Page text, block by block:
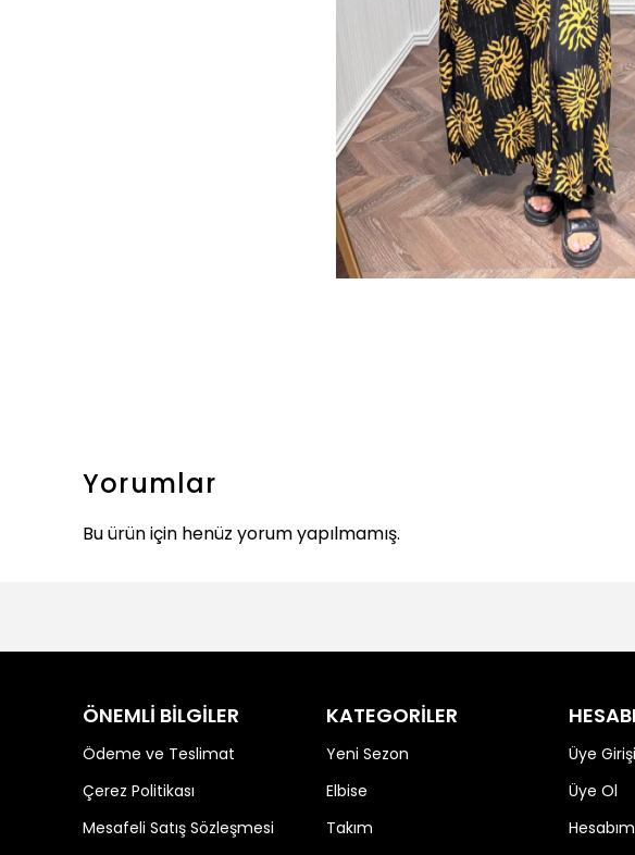
Yorumlar
Bu ürün için henüz yorum yapılmamış.
ÖNEMLİ BİLGİLER
Ödeme ve Teslimat
Çerez Politikası
Mesafeli Satış Sözleşmesi
KATEGORİLER
Yeni Sezon
Elbise
Takım
Üye Girişi
Üye Ol
Hesabım